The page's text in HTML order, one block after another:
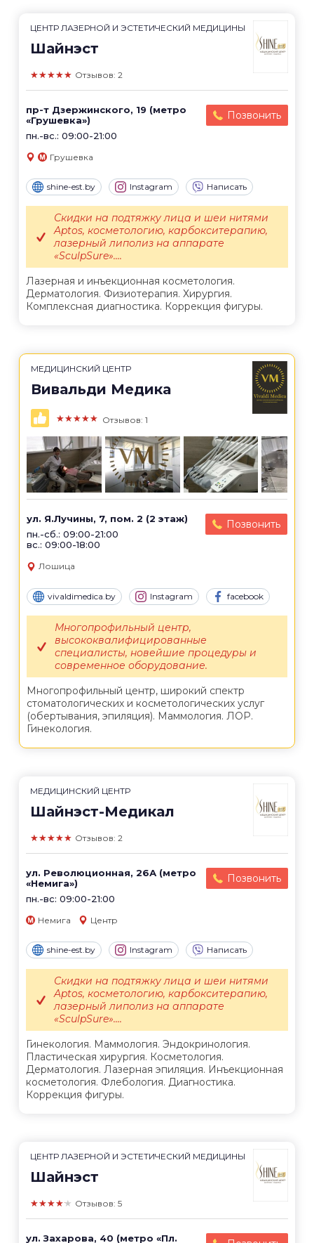
ЦЕНТР ЛАЗЕРНОЙ И ЭСТЕТИЧЕСКИЙ МЕДИЦИНЫ
Шайнэст
★★★★★ Отзывов: 2
пр-т Дзержинского, 19 (метро
«Грушевка»)
пн.-вс.: 09:00-21:00
Позвонить
Грушевка
shine-est.by Instagram Написать
Лазерная и инъекционная косметология.
Дерматология. Физиотерапия. Хирургия.
Комплексная диагностика. Коррекция фигуры.
Скидки на подтяжку лица и шеи нитями
Aptos, косметологию, карбокситерапию,
лазерный липолиз на аппарате
«SculpSure»....
МЕДИЦИНСКИЙ ЦЕНТР
Вивальди Медика
★★★★★ Отзывов: 1
ул. Я.Лучины, 7, пом. 2 (2 этаж)
пн.-сб.: 09:00-21:00
вс.: 09:00-18:00
Позвонить
Лошица
vivaldimedica.by Instagram facebook
Многопрофильный центр, широкий спектр
стоматологических и косметологических услуг
(обертывания, эпиляция). Маммология. ЛОР.
Гинекология.
Многопрофильный центр,
высококвалифицированные
специалисты, новейшие процедуры и
современное оборудование.
МЕДИЦИНСКИЙ ЦЕНТР
Шайнэст-Медикал
★★★★★ Отзывов: 2
ул. Революционная, 26А (метро
«Немига»)
пн.-вс: 09:00-21:00
Позвонить
Немига Центр
shine-est.by Instagram Написать
Гинекология. Маммология. Эндокринология.
Пластическая хирургия. Косметология.
Дерматология. Лазерная эпиляция. Инъекционная
косметология. Флебология. Диагностика.
Коррекция фигуры.
Скидки на подтяжку лица и шеи нитями
Aptos, косметологию, карбокситерапию,
лазерный липолиз на аппарате
«SculpSure»....
ЦЕНТР ЛАЗЕРНОЙ И ЭСТЕТИЧЕСКИЙ МЕДИЦИНЫ
Шайнэст
★★★★★ Отзывов: 5
ул. Захарова, 40 (метро «Пл.